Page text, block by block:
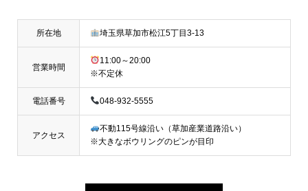
所在地 埼玉県草加市松江5丁目3-13
営業時間
11:00～20:00
※不定休
電話番号 048-932-5555
アクセス
不動115号線沿い（草加産業道路沿い）
※大きなボウリングのピンが目印